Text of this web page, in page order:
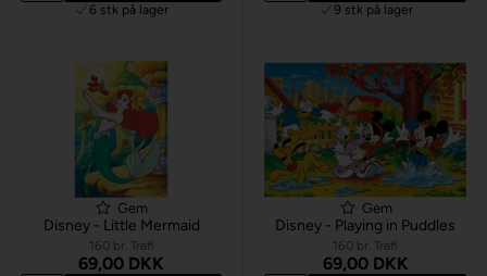
6 stk på lager
9 stk på lager
Gem
Disney - Little Mermaid
160 br. Trefl
69,00 DKK
Gem
Disney - Playing in Puddles
160 br. Trefl
69,00 DKK